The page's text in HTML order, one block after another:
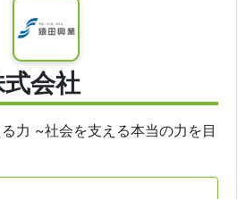
会社
力 ~社会を支える本当の力を目